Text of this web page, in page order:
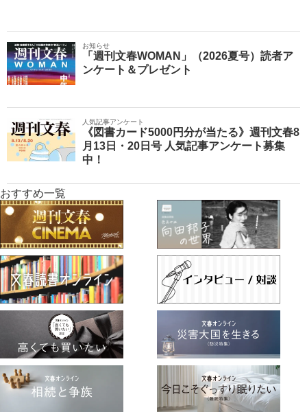
お知らせ
「週刊文春WOMAN」（2026夏号）読者ア
ンケート＆プレゼント
人気記事アンケート
《図書カード5000円分が当たる》週刊文春8
月13日・20日号 人気記事アンケート募集
中！
おすすめ一覧